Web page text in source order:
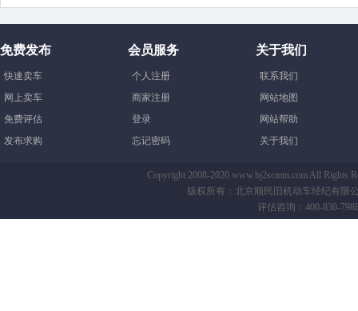
免费发布
快速卖车
网上卖车
免费评估
发布求购
会员服务
个人注册
商家注册
登录
忘记密码
关于我们
联系我们
网站地图
网站帮助
关于我们
Copyright 2008-2020 www.bj2scmm.com All Rights
版权所有：北京顺民旧机动车经纪有限
评估咨询：400-836-